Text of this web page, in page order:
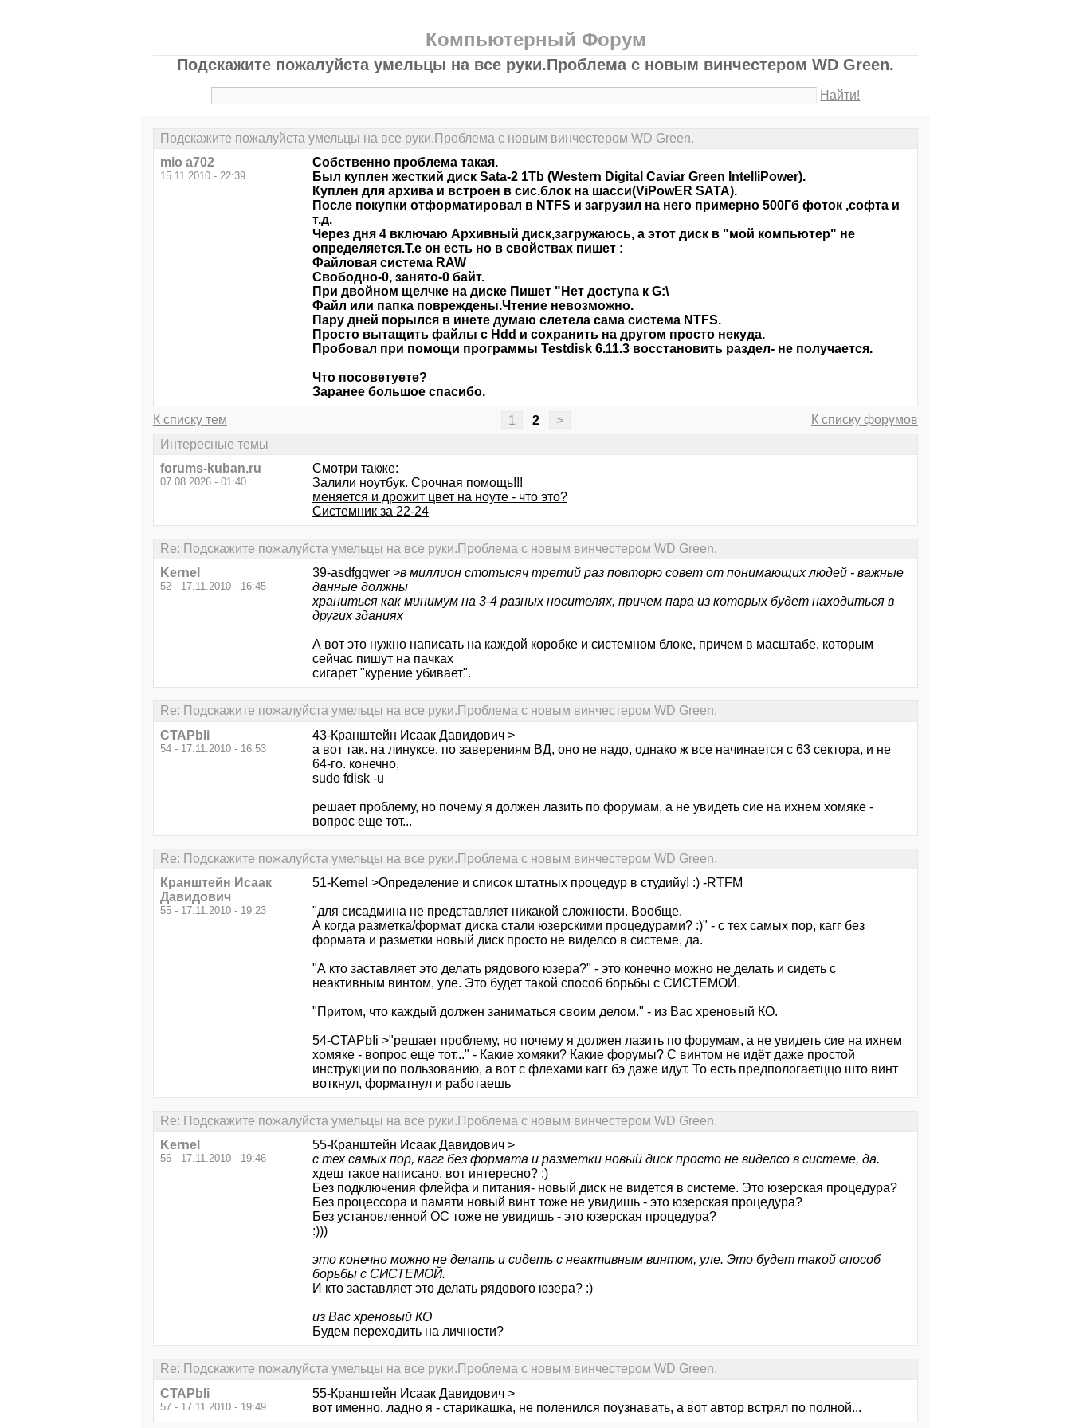
Компьютерный Форум
Подскажите пожалуйста умельцы на все руки.Проблема с новым винчестером WD Green.
Найти!
Подскажите пожалуйста умельцы на все руки.Проблема с новым винчестером WD Green.
mio a702
15.11.2010 - 22:39
Собственно проблема такая.
Был куплен жесткий диск Sata-2 1Tb (Western Digital Caviar Green IntelliPower).
Куплен для архива и встроен в сис.блок на шасси(ViPowER SATA).
После покупки отформатировал в NTFS и загрузил на него примерно 500Гб фоток ,софта и
т.д.
Через дня 4 включаю Архивный диск,загружаюсь, а этот диск в "мой компьютер" не
определяется.Т.е он есть но в свойствах пишет :
Файловая система RAW
Свободно-0, занято-0 байт.
При двойном щелчке на диске Пишет "Нет доступа к G:\
Файл или папка повреждены.Чтение невозможно.
Пару дней порылся в инете думаю слетела сама система NTFS.
Просто вытащить файлы с Hdd и сохранить на другом просто некуда.
Пробовал при помощи программы Testdisk 6.11.3 восстановить раздел- не получается.
Что посоветуете?
Заранее большое спасибо.
К списку тем 1 2 >
К списку форумов
Интересные темы
forums-kuban.ru
07.08.2026 - 01:40
Смотри также:
Залили ноутбук. Срочная помощь!!!
меняется и дрожит цвет на ноуте - что это?
Системник за 22-24
Re: Подскажите пожалуйста умельцы на все руки.Проблема с новым винчестером WD Green.
Kernel
52 - 17.11.2010 - 16:45
39-asdfgqwer >в миллион стотысяч третий раз повторю совет от понимающих людей - важные
данные должны
храниться как минимум на 3-4 разных носителях, причем пара из которых будет находиться в
других зданиях
А вот это нужно написать на каждой коробке и системном блоке, причем в масштабе, которым
сейчас пишут на пачках
сигарет "курение убивает".
Re: Подскажите пожалуйста умельцы на все руки.Проблема с новым винчестером WD Green.
CTAPbIi
54 - 17.11.2010 - 16:53
43-Кранштейн Исаак Давидович >
а вот так. на линуксе, по заверениям ВД, оно не надо, однако ж все начинается с 63 сектора, и не
64-го. конечно,
sudo fdisk -u
решает проблему, но почему я должен лазить по форумам, а не увидеть сие на ихнем хомяке -
вопрос еще тот...
Re: Подскажите пожалуйста умельцы на все руки.Проблема с новым винчестером WD Green.
Кранштейн Исаак
Давидович
55 - 17.11.2010 - 19:23
51-Kernel >Определение и список штатных процедур в студийу! :) -RTFM
"для сисадмина не представляет никакой сложности. Вообще.
А когда разметка/формат диска стали юзерскими процедурами? :)" - с тех самых пор, кагг без
формата и разметки новый диск просто не виделсо в системе, да.
"А кто заставляет это делать рядового юзера?" - это конечно можно не делать и сидеть с
неактивным винтом, уле. Это будет такой способ борьбы с СИСТЕМОЙ.
"Притом, что каждый должен заниматься своим делом." - из Вас хреновый КО.
54-CTAPbIi >"решает проблему, но почему я должен лазить по форумам, а не увидеть сие на ихнем
хомяке - вопрос еще тот..." - Какие хомяки? Какие форумы? С винтом не идёт даже простой
инструкции по пользованию, а вот с флехами кагг бэ даже идут. То есть предпологаетццо што винт
воткнул, форматнул и работаешь
Re: Подскажите пожалуйста умельцы на все руки.Проблема с новым винчестером WD Green.
Kernel
56 - 17.11.2010 - 19:46
55-Кранштейн Исаак Давидович >
с тех самых пор, кагг без формата и разметки новый диск просто не виделсо в системе, да.
хдеш такое написано, вот интересно? :)
Без подключения флейфа и питания- новый диск не видется в системе. Это юзерская процедура?
Без процессора и памяти новый винт тоже не увидишь - это юзерская процедура?
Без установленной ОС тоже не увидишь - это юзерская процедура?
:)))
это конечно можно не делать и сидеть с неактивным винтом, уле. Это будет такой способ
борьбы с СИСТЕМОЙ.
И кто заставляет это делать рядового юзера? :)
из Вас хреновый КО
Будем переходить на личности?
Re: Подскажите пожалуйста умельцы на все руки.Проблема с новым винчестером WD Green.
CTAPbIi
57 - 17.11.2010 - 19:49
55-Кранштейн Исаак Давидович >
вот именно. ладно я - старикашка, не поленился поузнавать, а вот автор встрял по полной...